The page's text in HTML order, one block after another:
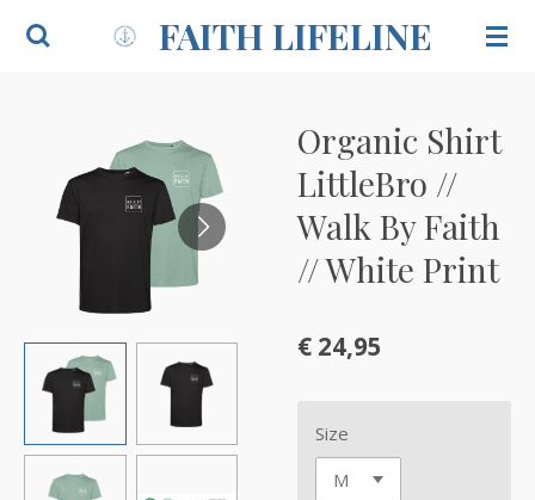
Ga
direct
FAITH LIFELINE
Organic Shirt
LittleBro //
Walk By Faith
// White Print
€ 24,95
Size